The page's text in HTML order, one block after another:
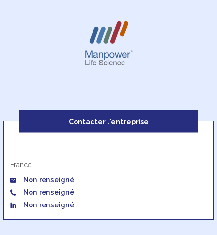
Contacter l'entreprise
-
France
Non renseigné
Non renseigné
Non renseigné